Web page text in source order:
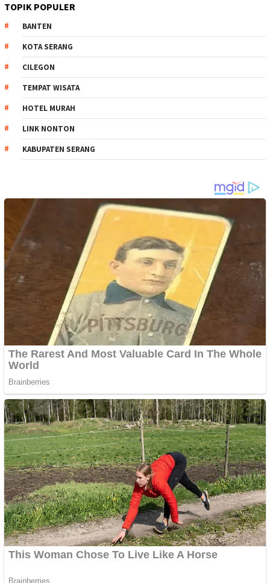
TOPIK POPULER
BANTEN
KOTA SERANG
CILEGON
TEMPAT WISATA
HOTEL MURAH
LINK NONTON
KABUPATEN SERANG